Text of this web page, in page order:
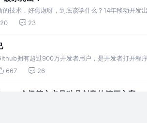
技术，好焦虑呀，到底该学什么？14年移动开发
应需求方都要饱和了。招聘公司每天简历都要
23
拥有超过900万开发者用户，是开发者打开程
方式。 和逛微博、朋友圈、空间一样逛github
667 26
一个极简主义且独具创意的简历方案